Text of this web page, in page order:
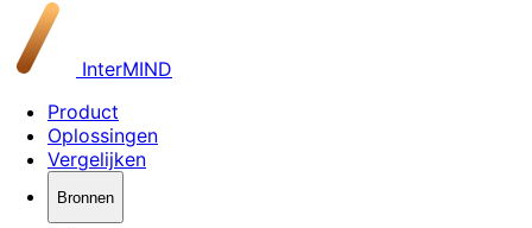
InterMIND
Product
Oplossingen
Vergelijken
Bronnen